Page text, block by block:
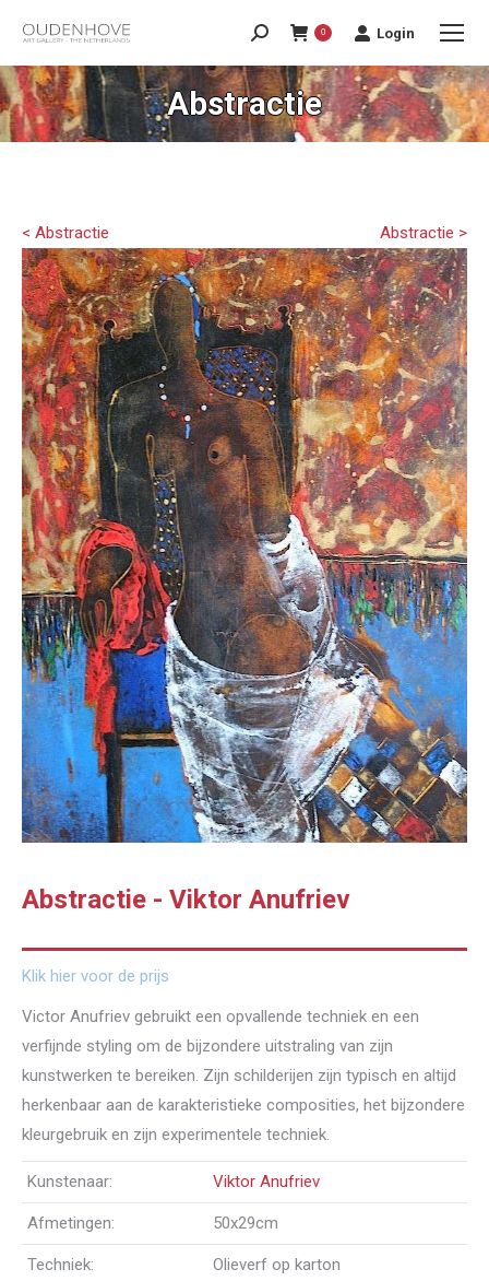
0 Login
Abstractie
Abstractie >
< Abstractie
Abstractie - Viktor Anufriev
Klik hier voor de prijs
Victor Anufriev gebruikt een opvallende techniek en een
verfijnde styling om de bijzondere uitstraling van zijn
kunstwerken te bereiken. Zijn schilderijen zijn typisch en altijd
herkenbaar aan de karakteristieke composities, het bijzondere
kleurgebruik en zijn experimentele techniek.
Kunstenaar: Viktor Anufriev
Afmetingen: 50x29cm
Techniek: Olieverf op karton